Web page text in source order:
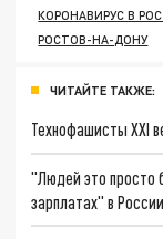
КОРОНАВИРУС В
РОСТОВ-НА-ДОНУ
ЧИТАЙТЕ ТАКЖЕ:
Технофашисты XXI
"Людей это просто
зарплатах" в России